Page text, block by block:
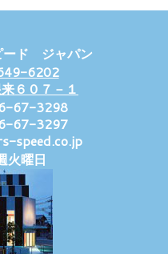
ード ジャパン
6202
６０７－１
67-3298
67-3297
speed.co.jp
火曜日